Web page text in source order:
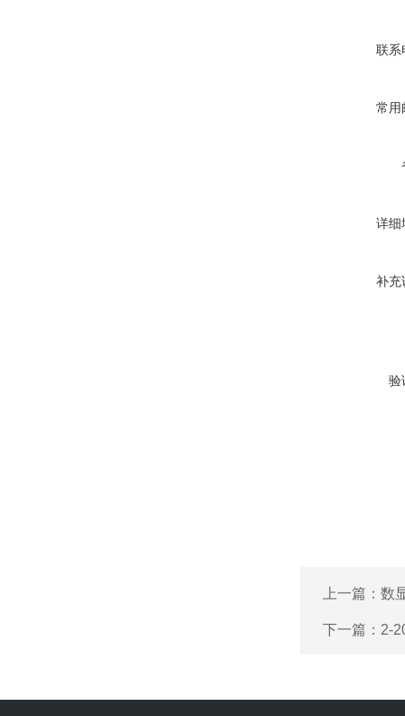
联系
常用
详细
补充
验
上一篇： 数
下一篇： 2-